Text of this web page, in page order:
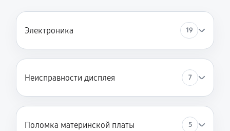
Электроника 19
Неисправности дисплея 7
Поломка материнской платы 5